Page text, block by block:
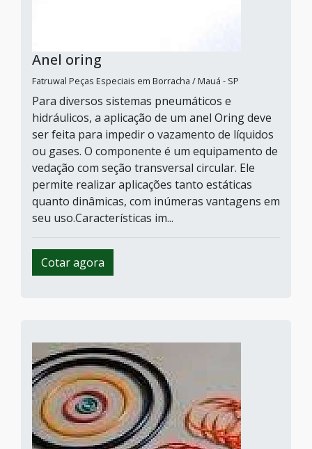
Anel oring
Fatruwal Peças Especiais em Borracha / Mauá - SP
Para diversos sistemas pneumáticos e
hidráulicos, a aplicação de um anel Oring deve
ser feita para impedir o vazamento de líquidos
ou gases. O componente é um equipamento de
vedação com seção transversal circular. Ele
permite realizar aplicações tanto estáticas
quanto dinâmicas, com inúmeras vantagens em
seu uso.Características im...
Cotar agora